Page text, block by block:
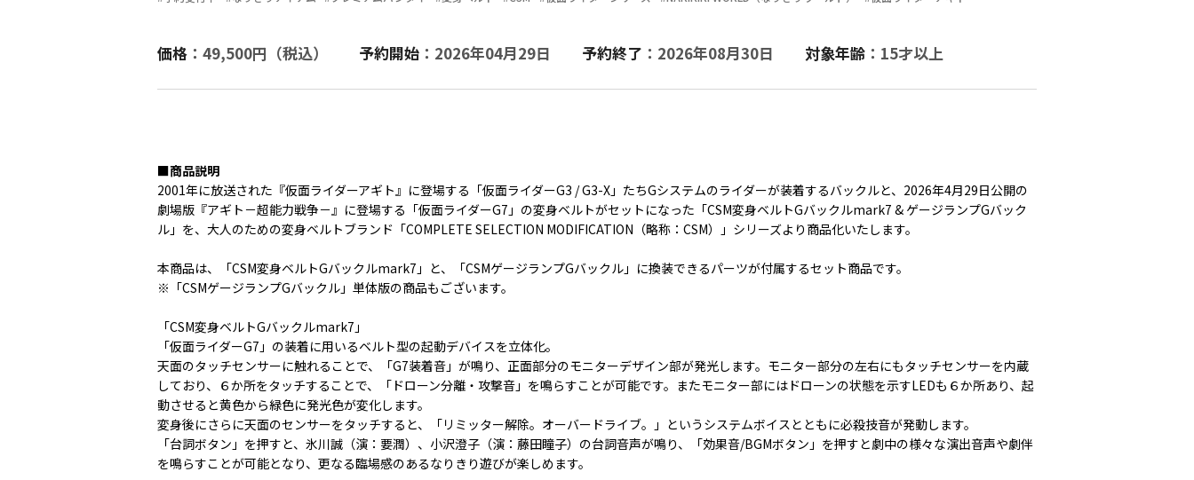
価格 ：49,500円（税込） 予約開始 ：2026年04月29日 予約終了 ：2026年08月30日 対象年齢 ：15才以上
■商品説明
2001年に放送された『仮面ライダーアギト』に登場する「仮面ライダーG3 / G3-X」たちGシステムのライダーが装着するバックルと、2026年4月29日公開の
劇場版『アギト－超能力戦争－』に登場する「仮面ライダーG7」の変身ベルトがセットになった「CSM変身ベルトGバックルmark7 & ゲージランプGバック
ル」を、大人のための変身ベルトブランド「COMPLETE SELECTION MODIFICATION（略称：CSM）」シリーズより商品化いたします。
本商品は、「CSM変身ベルトGバックルmark7」と、「CSMゲージランプGバックル」に換装できるパーツが付属するセット商品です。
※「CSMゲージランプGバックル」単体版の商品もございます。
「CSM変身ベルトGバックルmark7」
「仮面ライダーG7」の装着に用いるベルト型の起動デバイスを立体化。
天面のタッチセンサーに触れることで、「G7装着音」が鳴り、正面部分のモニターデザイン部が発光します。モニター部分の左右にもタッチセンサーを内蔵
しており、６か所をタッチすることで、「ドローン分離・攻撃音」を鳴らすことが可能です。またモニター部にはドローンの状態を示すLEDも６か所あり、起
動させると黄色から緑色に発光色が変化します。
変身後にさらに天面のセンサーをタッチすると、「リミッター解除。オーバードライブ。」というシステムボイスとともに必殺技音が発動します。
「台詞ボタン」を押すと、氷川誠（演：要潤）、小沢澄子（演：藤田瞳子）の台詞音声が鳴り、「効果音/BGMボタン」を押すと劇中の様々な演出音声や劇伴
を鳴らすことが可能となり、更なる臨場感のあるなりきり遊びが楽しめます。